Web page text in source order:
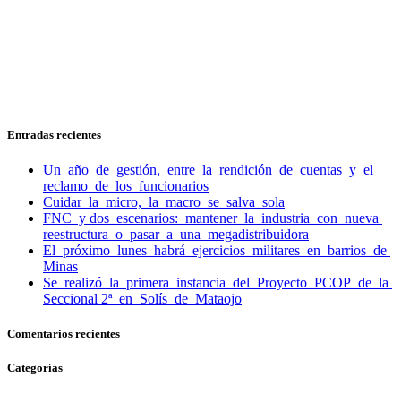
Entradas recientes
Un año de gestión, entre la rendición de cuentas y el
reclamo de los funcionarios
Cuidar la micro, la macro se salva sola
FNC y dos escenarios: mantener la industria con nueva
reestructura o pasar a una megadistribuidora
El próximo lunes habrá ejercicios militares en barrios de
Minas
Se realizó la primera instancia del Proyecto PCOP de la
Seccional 2ª en Solís de Mataojo
Comentarios recientes
Categorías